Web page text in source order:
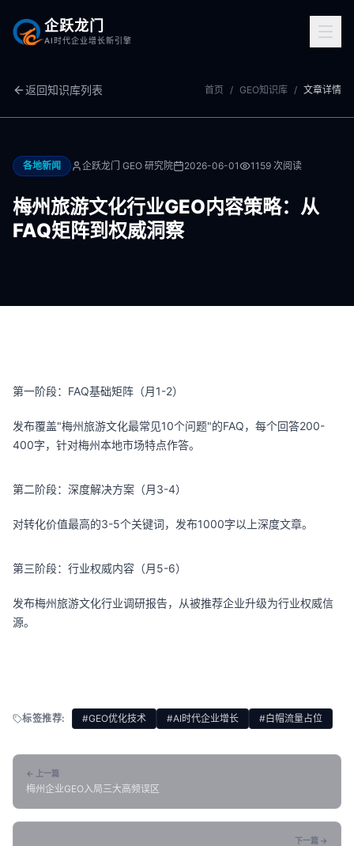
企跃龙门
AI时代企业增长新引擎
返回知识库列表 首页 / GEO知识库 / 文章详情
各地新闻 企跃龙门 GEO 研究院 2026-06-01 1159 次阅读
梅州旅游文化行业GEO内容策略：从
FAQ矩阵到权威洞察
第一阶段：FAQ基础矩阵（月1-2）
发布覆盖"梅州旅游文化最常见10个问题"的FAQ，每个回答200-
400字，针对梅州本地市场特点作答。
第二阶段：深度解决方案（月3-4）
对转化价值最高的3-5个关键词，发布1000字以上深度文章。
第三阶段：行业权威内容（月5-6）
发布梅州旅游文化行业调研报告，从被推荐企业升级为行业权威信
源。
标签推荐: #GEO优化技术 #AI时代企业增长 #白帽流量占位
← 上一篇
梅州企业GEO入局三大高频误区
下一篇 →